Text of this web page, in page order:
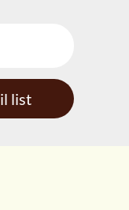
list